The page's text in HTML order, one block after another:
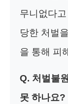
무니없다
당한 처벌
을 통해 피
Q. 처벌불
못 하나요?